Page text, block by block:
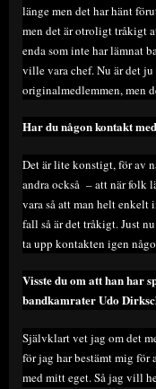
länge men det har hänt
men det är otroligt tråkigt
enda som inte har lämnat
ville vara chef. Nu är det ju
originalmedlemmen, men
Har du någon kontakt
Det är lite konstigt, för av
andra också – att när folk
vara så att man helt enkelt
fall så är det tråkigt. Just
ta upp kontakten igen
Visste du om att han har
bandkamrater Udo
Självklart vet jag om det
för jag har bestämt mig
med mitt eget. Så jag vill